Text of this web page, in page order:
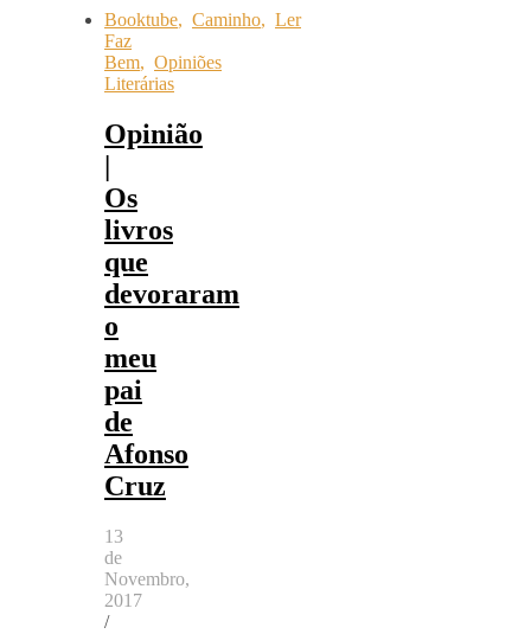
Booktube, Caminho, Ler
Faz
Bem, Opiniões
Literárias
Opinião
Os
livros
que
devoraram
o
meu
pai
de
Afonso
Cruz
13
de
Novembro,
2017
/